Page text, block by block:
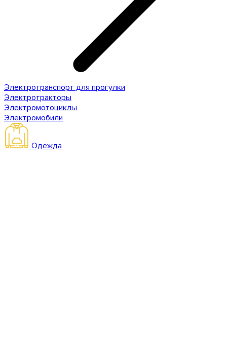
Электротранспорт для прогулки
Электротракторы
Электромотоциклы
Электромобили
Одежда